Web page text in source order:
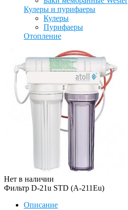
Кулеры и пурифаеры
Кулеры
Пурифаеры
Отопление
Нет в наличии
Фильтр D-21u STD (A-211Eu)
Описание